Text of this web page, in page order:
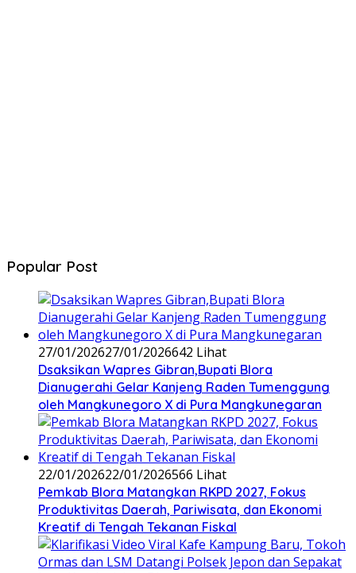
Popular Post
27/01/202627/01/2026642 Lihat
‎Dsaksikan Wapres Gibran,Bupati Blora
Dianugerahi Gelar Kanjeng Raden Tumenggung
oleh Mangkunegoro X di Pura Mangkunegaran
22/01/202622/01/2026566 Lihat
‎Pemkab Blora Matangkan RKPD 2027, Fokus
Produktivitas Daerah, Pariwisata, dan Ekonomi
Kreatif di Tengah Tekanan Fiskal